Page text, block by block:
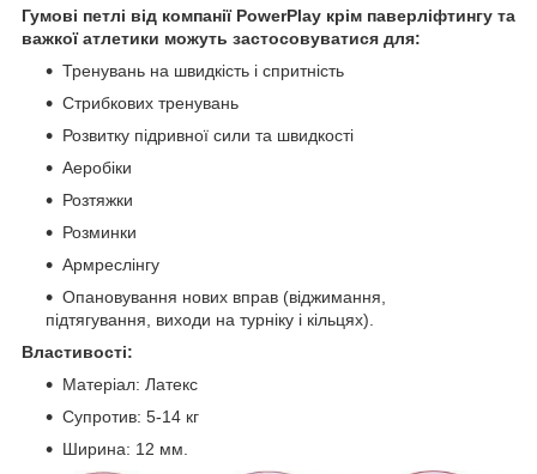
Гумові петлі від компанії PowerPlay крім паверліфтингу та
важкої атлетики можуть застосовуватися для:
Тренувань на швидкість і спритність
Стрибкових тренувань
Розвитку підривної сили та швидкості
Аеробіки
Розтяжки
Розминки
Армреслінгу
Опановування нових вправ (віджимання,
підтягування, виходи на турніку і кільцях).
Властивості:
Матеріал: Латекс
Супротив: 5-14 кг
Ширина: 12 мм.